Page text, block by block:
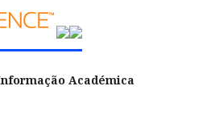
Académica